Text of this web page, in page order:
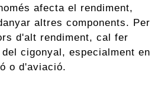
afecta el rendiment,
altres components. Per
d'alt rendiment, cal fer
cigonyal, especialment en
o d'aviació.